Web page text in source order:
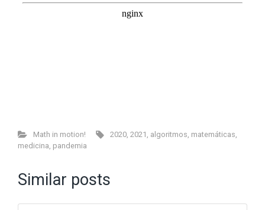
Math in motion! 2020 ,2021 algoritmos matemáticas
medicina pandemia
Similar posts